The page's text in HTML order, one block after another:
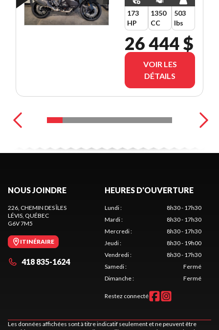
CHOIX
(3.99%-36M /
4.99%-48M /
5.99%-60M)!! 🚨️🔥
173
HP
1350
CC
503
lbs
26 444 $
VOIR LES
DÉTAILS
NOUS JOINDRE
226, CHEMIN DES ÎLES
LÉVIS , QUÉBEC
G6V 7M5
ITINÉRAIRE
418 835-1624
HEURES D'OUVERTURE
Lundi:
8h30 - 17h30
Mardi:
8h30 - 17h30
Mercredi:
8h30 - 17h30
Jeudi:
8h30 - 19h00
Vendredi:
8h30 - 17h30
Samedi:
Fermé
Dimanche: Fermé
Restez connecté
Les données affichées sont à titre indicatif seulement et ne peuvent être